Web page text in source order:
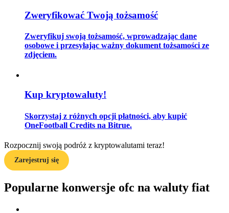
Strategie handlowe
Zarabiać
Zweryfikować Twoją tożsamość
Zweryfikuj swoją tożsamość, wprowadzając dane
osobowe i przesyłając ważny dokument tożsamości ze
zdjęciem.
Kup kryptowaluty!
Skorzystaj z różnych opcji płatności, aby kupić
OneFootball Credits na Bitrue.
Rozpocznij swoją podróż z kryptowalutami teraz!
Zarejestruj się
Popularne konwersje ofc na waluty fiat